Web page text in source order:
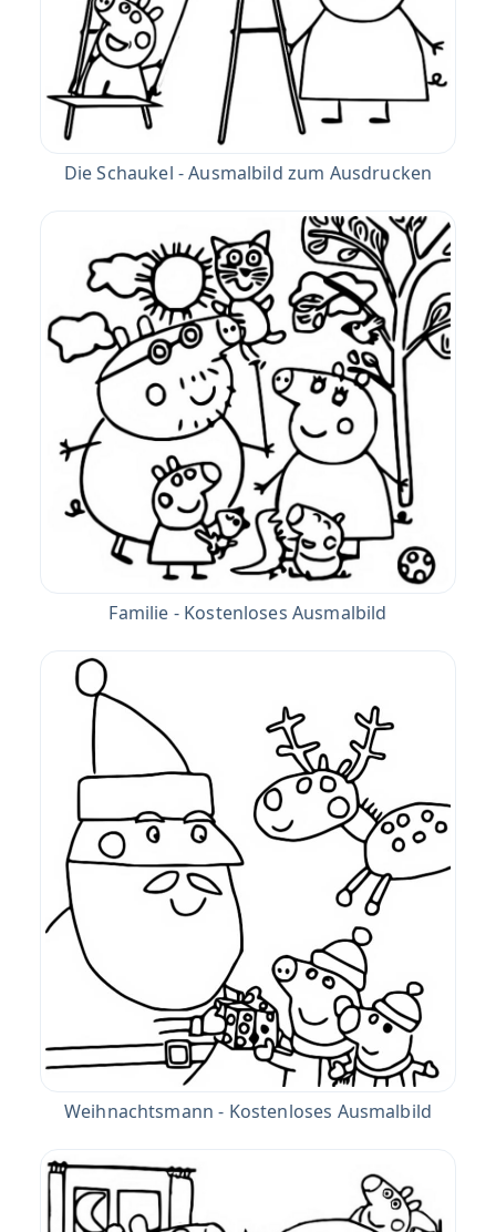
Die Schaukel - Ausmalbild zum Ausdrucken
Familie - Kostenloses Ausmalbild
Weihnachtsmann - Kostenloses Ausmalbild